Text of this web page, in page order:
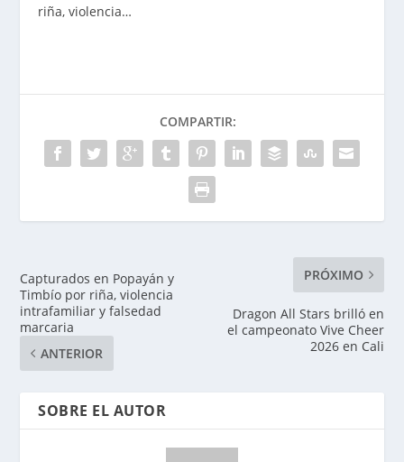
riña, violencia…
COMPARTIR:
Capturados en Popayán y
Timbío por riña, violencia
intrafamiliar y falsedad
marcaria
ANTERIOR
PRÓXIMO
Dragon All Stars brilló en
el campeonato Vive Cheer
2026 en Cali
SOBRE EL AUTOR